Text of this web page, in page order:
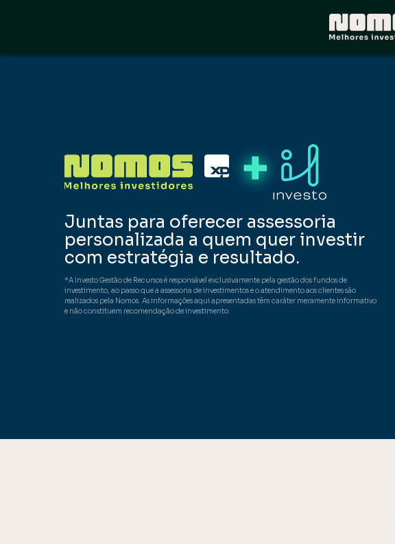
Juntas para oferecer assessoria
personalizada a quem quer investir
com estratégia e resultado.
*A Investo Gestão de Recursos é responsável exclusivamente pela gestão dos fundos de
investimento, ao passo que a assessoria de investimentos e o atendimento aos clientes são
realizados pela Nomos. As informações aqui apresentadas têm caráter meramente informativo
e não constituem recomendação de investimento.